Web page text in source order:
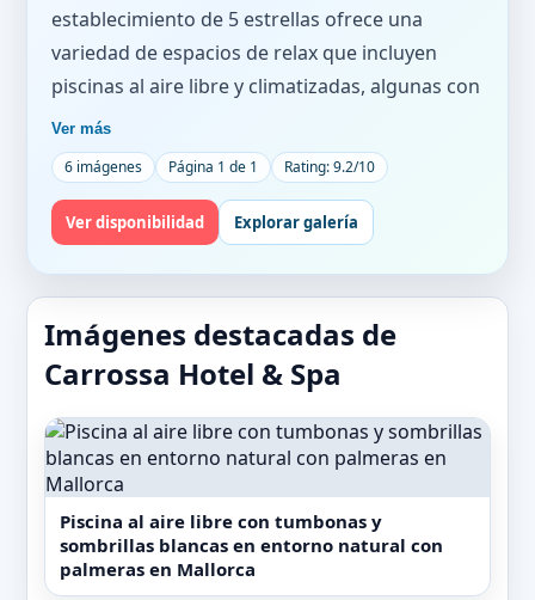
establecimiento de 5 estrellas ofrece una
variedad de espacios de relax que incluyen
piscinas al aire libre y climatizadas, algunas con
vistas panorámicas a la montaña, jardines y
edificios históricos cercanos. Además, cuenta
con zonas wellness que disponen de piscina
interior con vistas naturales, sauna y un centro
de fitness. La terraza y las piscinas en azoteas o
brindando un entorno que invita al descanso
en un paisaje natural y cuidado. El hotel
también dispone de restaurante y bar,
recepción 24 horas, servicio de habitaciones y
wifi gratuito, junto con parking privado sin
coste adicional.
Las habitaciones del Carrossa Hotel & Spa
están equipadas con aire acondicionado,
Ver más
6 imágenes Página 1 de 1 Rating: 9.2/10
Ver disponibilidad Explorar galería
Imágenes destacadas de
Carrossa Hotel & Spa
Piscina al aire libre con tumbonas y
sombrillas blancas en entorno natural con
palmeras en Mallorca